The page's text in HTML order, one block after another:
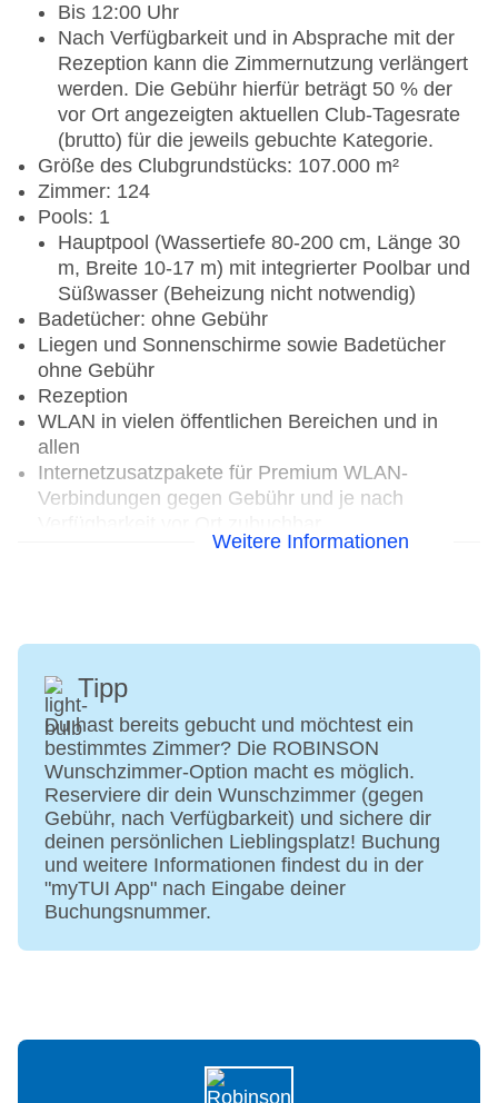
Bis 12:00 Uhr
Nach Verfügbarkeit und in Absprache mit der
Rezeption kann die Zimmernutzung verlängert
werden. Die Gebühr hierfür beträgt 50 % der
vor Ort angezeigten aktuellen Club-Tagesrate
(brutto) für die jeweils gebuchte Kategorie.
Größe des Clubgrundstücks: 107.000 m²
Zimmer: 124
Pools: 1
Hauptpool (Wassertiefe 80-200 cm, Länge 30
m, Breite 10-17 m) mit integrierter Poolbar und
Süßwasser (Beheizung nicht notwendig)
Badetücher: ohne Gebühr
Liegen und Sonnenschirme sowie Badetücher
ohne Gebühr
Rezeption
WLAN in vielen öffentlichen Bereichen und in
allen
Internetzusatzpakete für Premium WLAN-
Verbindungen gegen Gebühr und je nach
Sprachen im Hotel: Deutsch, Englisch
Haustiere nicht erlaubt
ROBINSON seit 2009
Zahlungsmöglichkeiten:
Kreditkarten: TUI Card/VISA, Master Card,
American Express, Union Pay, JCB, Diners
ApplePay, GooglePay, WeChat, Union Pay QR,
Zahlungslink der Bank of Maldives
Onlinezahlung mit USD via HSBC / Bank of
Maldives (mit mindestens 2 Werktagen
Barzahlung in Dollar und in Euro
Landeskategorie: 5 Sterne
Weitere Informationen
Tipp
Du hast bereits gebucht und möchtest ein
bestimmtes Zimmer? Die ROBINSON
Wunschzimmer-Option macht es möglich.
Reserviere dir dein Wunschzimmer (gegen
Gebühr, nach Verfügbarkeit) und sichere dir
deinen persönlichen Lieblingsplatz! Buchung
und weitere Informationen findest du in der
"myTUI App" nach Eingabe deiner
Buchungsnummer.